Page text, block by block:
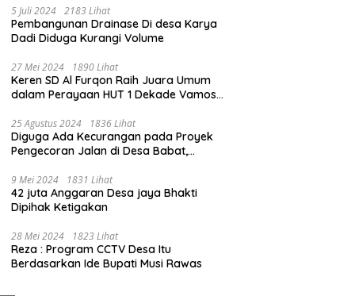
5 Juli 2024 2183 Lihat
Pembangunan Drainase Di desa Karya
Dadi Diduga Kurangi Volume
27 Mei 2024 1890 Lihat
Keren SD Al Furqon Raih Juara Umum
dalam Perayaan HUT 1 Dekade Vamos
25 Agustus 2024 1836 Lihat
Diguga Ada Kecurangan pada Proyek
Pengecoran Jalan di Desa Babat,
9 Mei 2024 1831 Lihat
42 juta Anggaran Desa jaya Bhakti
Dipihak Ketigakan
28 Mei 2024 1823 Lihat
Reza : Program CCTV Desa Itu
Berdasarkan Ide Bupati Musi Rawas